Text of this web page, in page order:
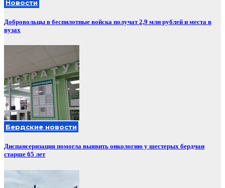
Новости
Добровольцы в беспилотные войска получат 2,9 млн рублей и места в
вузах
Бердские новости
Диспансеризация помогла выявить онкологию у шестерых бердчан
старше 65 лет